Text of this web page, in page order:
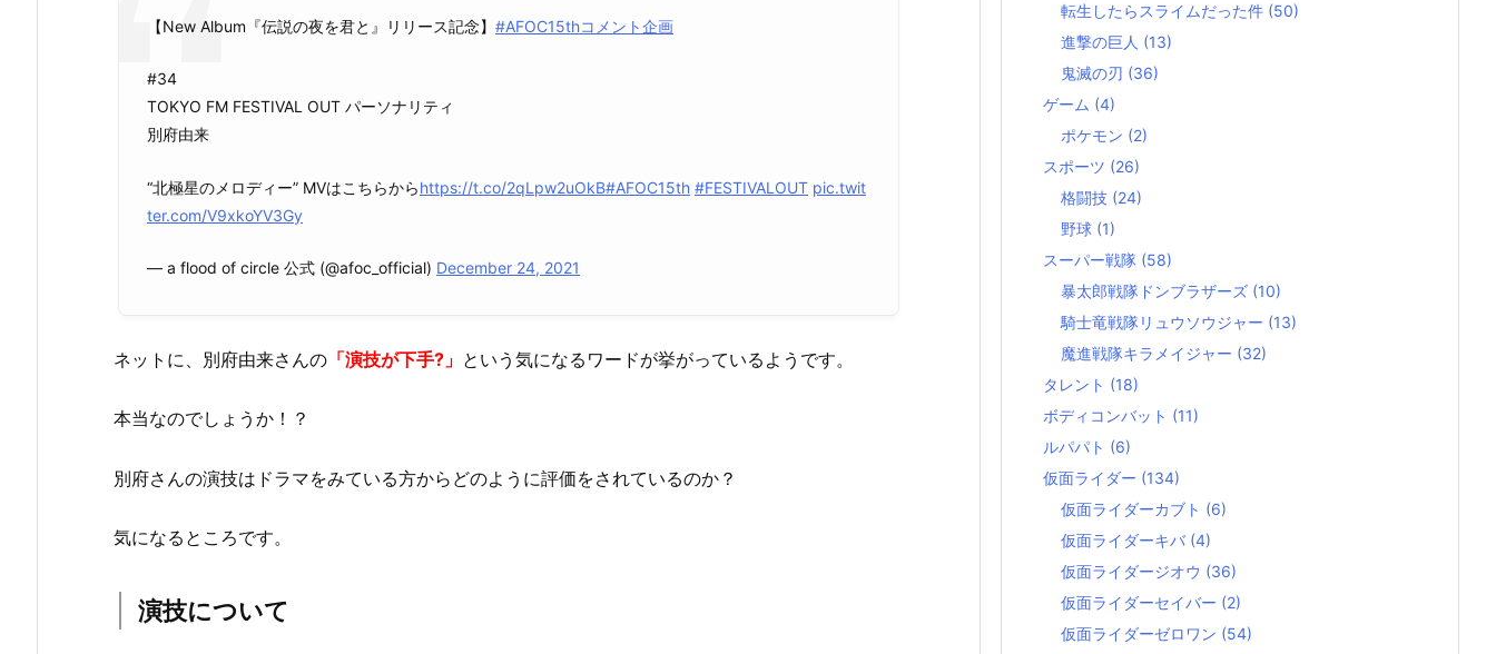
【New Album『伝説の夜を君と』リリース記念】 #AFOC15thコメント企画
#34
TOKYO FM FESTIVAL OUT パーソナリティ
別府由来
“北極星のメロディー” MVはこちらからhttps://t.co/2qLpw2uOkB#AFOC15th #FESTIVALOUT pic.twit
ter.com/V9xkoYV3Gy
— a flood of circle 公式 (@afoc_official) December 24, 2021
ネットに、別府由来さんの 「演技が下手?」 という気になるワードが挙がっているようです。
本当なのでしょうか！？
別府さんの演技はドラマをみている方からどのように評価をされているのか？
気になるところです。
演技について
転生したらスライムだった件 (50)
進撃の巨人 (13)
鬼滅の刃 (36)
ゲーム (4)
ポケモン (2)
スポーツ (26)
格闘技 (24)
野球 (1)
スーパー戦隊 (58)
暴太郎戦隊ドンブラザーズ (10)
騎士竜戦隊リュウソウジャー (13)
魔進戦隊キラメイジャー (32)
タレント (18)
ボディコンバット (11)
ルパパト (6)
仮面ライダー (134)
仮面ライダーカブト (6)
仮面ライダーキバ (4)
仮面ライダージオウ (36)
仮面ライダーセイバー (2)
仮面ライダーゼロワン (54)